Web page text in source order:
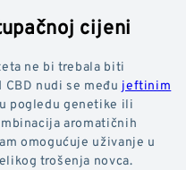
cijeni
ne bi trebala biti
nudi se među jeftinim
pogledu genetike ili
aromatičnih
omogućuje uživanje u
trošenja novca.